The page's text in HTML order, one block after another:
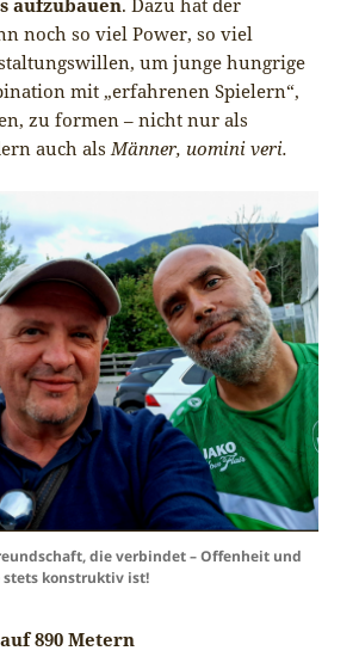
noch so viel Power, so viel
um junge hungrige
mit „erfahrenen Spielern“,
zu formen – nicht nur als
auch als Männer, uomini veri.
die verbindet – Offenheit und
konstruktiv ist!
890 Metern